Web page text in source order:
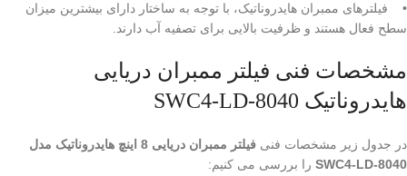
• فیلترهای ممبران هایدروناتیک، با توجه به ساختار دارای بیشترین میزان
سطح فعال هستند و ظرفیت بالایی برای تصفیه آب دارند.
مشخصات فنی فیلتر ممبران دریایی
هایدروناتیک SWC4-LD-8040
در جدول زیر مشخصات فنی
فیلتر ممبران دریایی 8 اینچ هایدروناتیک مدل
SWC4-LD-8040 را بررسی می کنیم: